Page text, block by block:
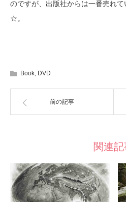
のですが、出版社からは一番売れ
☆。
Book, DVD
前の記事
関連